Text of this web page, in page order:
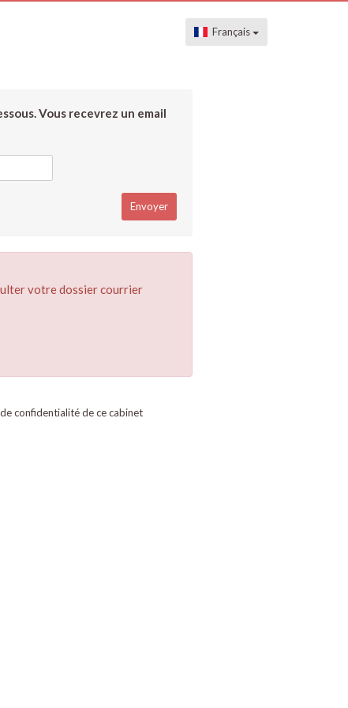
Français
Vous recevrez un email
votre dossier courrier
confidentialité de ce cabinet